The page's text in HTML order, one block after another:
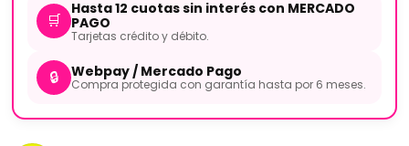
🛒
Hasta 12 cuotas sin interés con MERCADO
PAGO
Tarjetas crédito y débito.
🔒 Webpay / Mercado Pago
Compra protegida con garantía hasta por 6 meses.